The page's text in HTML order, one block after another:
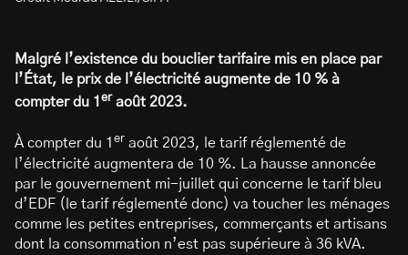
Malgré l’existence du bouclier tarifaire mis en place par
l’État, le prix de l’électricité augmente de 10 % à
compter du 1 er août 2023.
À compter du 1 er août 2023, le tarif réglementé de
l’électricité augmentera de 10 %. La hausse annoncée
par le gouvernement mi-juillet qui concerne le tarif bleu
d’EDF (le tarif réglementé donc) va toucher les ménages
comme les petites entreprises, commerçants et artisans
dont la consommation n’est pas supérieure à 36 kVA.